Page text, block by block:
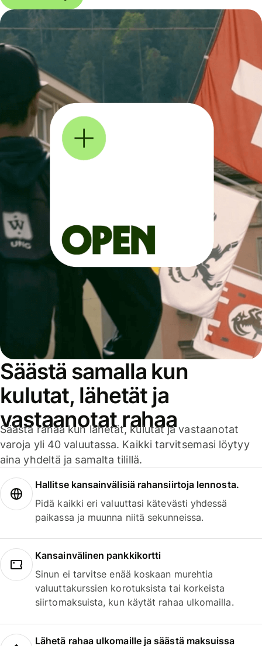
Säästä samalla kun
kulutat, lähetät ja
vastaanotat rahaa
Säästä rahaa kun lähetät, kulutat ja vastaanotat
varoja yli 40 valuutassa. Kaikki tarvitsemasi löytyy
aina yhdeltä ja samalta tilillä.
Hallitse kansainvälisiä rahansiirtoja lennosta.
Pidä kaikki eri valuuttasi kätevästi yhdessä
paikassa ja muunna niitä sekunneissa.
Kansainvälinen pankkikortti
Sinun ei tarvitse enää koskaan murehtia
valuuttakurssien korotuksista tai korkeista
siirtomaksuista, kun käytät rahaa ulkomailla.
Lähetä rahaa ulkomaille ja säästä maksuissa